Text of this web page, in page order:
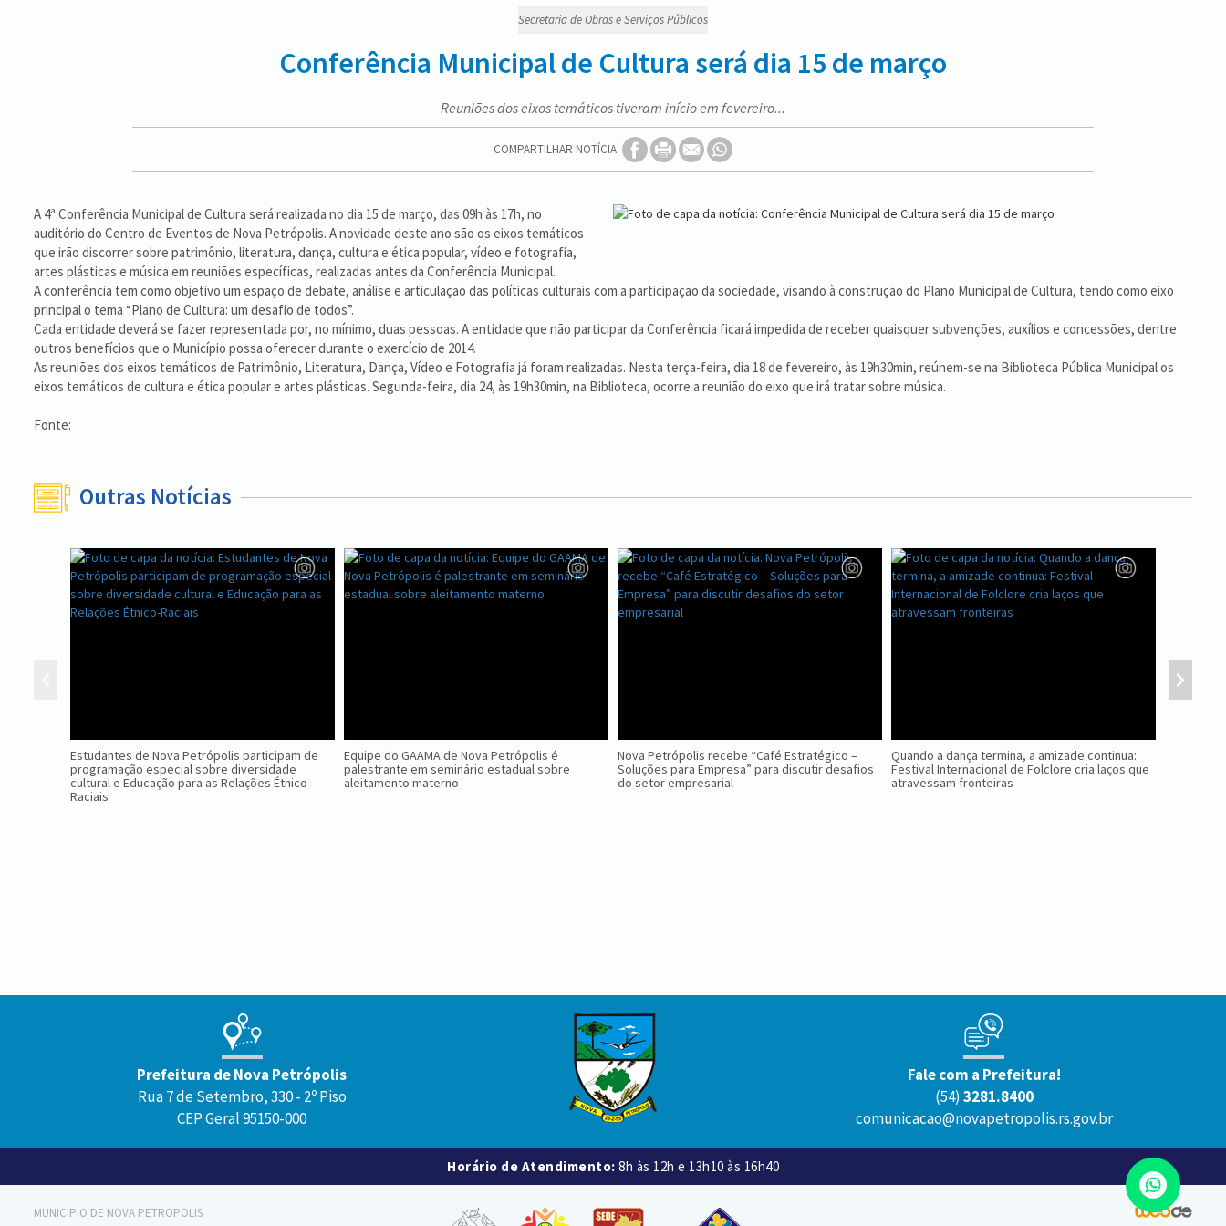
Secretaria de Obras e Serviços Públicos
Conferência Municipal de Cultura será dia 15 de março
Reuniões dos eixos temáticos tiveram início em fevereiro...
COMPARTILHAR NOTÍCIA
A 4ª Conferência Municipal de Cultura será realizada no dia 15 de março, das 09h às 17h, no
auditório do Centro de Eventos de Nova Petrópolis. A novidade deste ano são os eixos temáticos
que irão discorrer sobre patrimônio, literatura, dança, cultura e ética popular, vídeo e fotografia,
artes plásticas e música em reuniões específicas, realizadas antes da Conferência Municipal.
A conferência tem como objetivo um espaço de debate, análise e articulação das políticas culturais com a participação da sociedade, visando à construção do Plano Municipal de Cultura, tendo como eixo
principal o tema “Plano de Cultura: um desafio de todos”.
Cada entidade deverá se fazer representada por, no mínimo, duas pessoas. A entidade que não participar da Conferência ficará impedida de receber quaisquer subvenções, auxílios e concessões, dentre
outros benefícios que o Município possa oferecer durante o exercício de 2014.
As reuniões dos eixos temáticos de Patrimônio, Literatura, Dança, Vídeo e Fotografia já foram realizadas. Nesta terça-feira, dia 18 de fevereiro, às 19h30min, reúnem-se na Biblioteca Pública Municipal os
eixos temáticos de cultura e ética popular e artes plásticas. Segunda-feira, dia 24, às 19h30min, na Biblioteca, ocorre a reunião do eixo que irá tratar sobre música.
Fonte:
Outras Notícias
Estudantes de Nova Petrópolis participam de
programação especial sobre diversidade
cultural e Educação para as Relações Étnico-
Raciais
Equipe do GAAMA de Nova Petrópolis é
palestrante em seminário estadual sobre
aleitamento materno
Nova Petrópolis recebe “Café Estratégico –
Soluções para Empresa” para discutir desafios
do setor empresarial
Quando a dança termina, a amizade continua:
Festival Internacional de Folclore cria laços que
atravessam fronteiras
Prefeitura de Nova Petrópolis
Rua 7 de Setembro, 330 - 2º Piso
CEP Geral 95150-000
Fale com a Prefeitura!
(54) 3281.8400
comunicacao@novapetropolis.rs.gov.br
Horário de Atendimento: 8h às 12h e 13h10 às 16h40
MUNICIPIO DE NOVA PETROPOLIS